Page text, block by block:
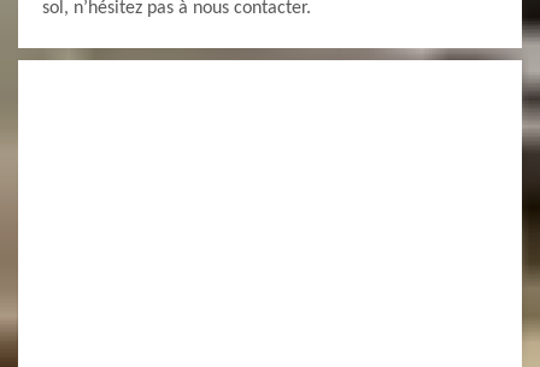
sol, n’hésitez pas à nous contacter.